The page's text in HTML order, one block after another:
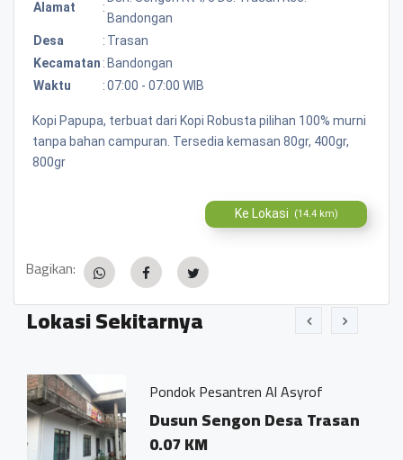
Alamat :
Bandongan
Desa
: Trasan
Kecamatan : Bandongan
Waktu
:07:00 - 07:00 WIB
Kopi Papupa, terbuat dari Kopi Robusta pilihan 100% murni
tanpa bahan campuran. Tersedia kemasan 80gr, 400gr,
800gr
Ke Lokasi (14.4 km)
Bagikan:
Lokasi Sekitarnya
Pondok Pesantren Al Asyrof
Dusun Sengon Desa Trasan
0.07 KM